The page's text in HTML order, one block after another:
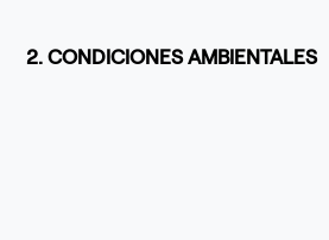
2. CONDICIONES AMBIENTALES